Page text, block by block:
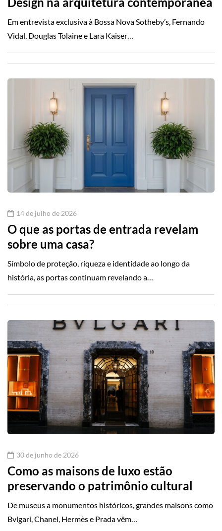
Em entrevista exclusiva à Bossa Nova Sotheby’s, Fernando
Vidal, Douglas Tolaine e Lara Kaiser…
14 de julho de 2026
O que as portas de entrada revelam
sobre uma casa?
Símbolo de proteção, riqueza e identidade ao longo da
história, as portas continuam revelando a…
30 de junho de 2026
Como as maisons de luxo estão
preservando o patrimônio cultural
De museus a monumentos históricos, grandes maisons como
Bvlgari, Chanel, Hermès e Prada vêm…